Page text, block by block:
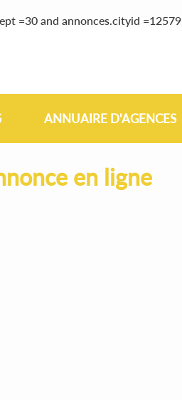
=30 and annonces.cityid =12579
ANNUAIRE D'AGENCES
en ligne